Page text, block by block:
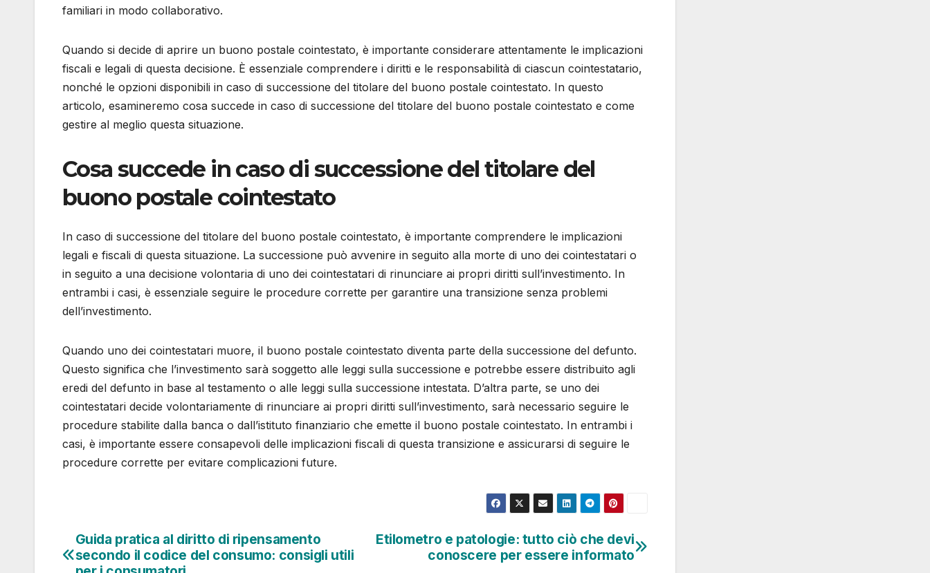
familiari in modo collaborativo.
Quando si decide di aprire un buono postale cointestato, è importante considerare attentamente le implicazioni
fiscali e legali di questa decisione. È essenziale comprendere i diritti e le responsabilità di ciascun cointestatario,
nonché le opzioni disponibili in caso di successione del titolare del buono postale cointestato. In questo
articolo, esamineremo cosa succede in caso di successione del titolare del buono postale cointestato e come
gestire al meglio questa situazione.
Cosa succede in caso di successione del titolare del
buono postale cointestato
In caso di successione del titolare del buono postale cointestato, è importante comprendere le implicazioni
legali e fiscali di questa situazione. La successione può avvenire in seguito alla morte di uno dei cointestatari o
in seguito a una decisione volontaria di uno dei cointestatari di rinunciare ai propri diritti sull’investimento. In
entrambi i casi, è essenziale seguire le procedure corrette per garantire una transizione senza problemi
dell’investimento.
Quando uno dei cointestatari muore, il buono postale cointestato diventa parte della successione del defunto.
Questo significa che l’investimento sarà soggetto alle leggi sulla successione e potrebbe essere distribuito agli
eredi del defunto in base al testamento o alle leggi sulla successione intestata. D’altra parte, se uno dei
cointestatari decide volontariamente di rinunciare ai propri diritti sull’investimento, sarà necessario seguire le
procedure stabilite dalla banca o dall’istituto finanziario che emette il buono postale cointestato. In entrambi i
casi, è importante essere consapevoli delle implicazioni fiscali di questa transizione e assicurarsi di seguire le
procedure corrette per evitare complicazioni future.
Navigazione
Etilometro e patologie: tutto ciò che devi
conoscere per essere informato
Guida pratica al diritto di ripensamento
secondo il codice del consumo: consigli utili